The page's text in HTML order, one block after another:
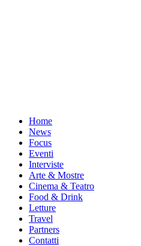
Home
News
Focus
Eventi
Interviste
Arte & Mostre
Cinema & Teatro
Food & Drink
Letture
Travel
Partners
Contatti